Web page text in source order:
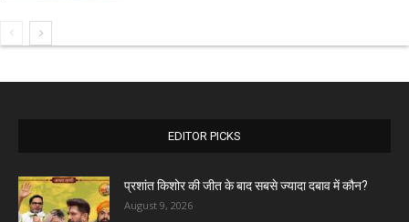
EDITOR PICKS
प्रशांत किशोर की जीत के बाद सबसे ज्यादा दबाव में कौन?
August 9, 2026